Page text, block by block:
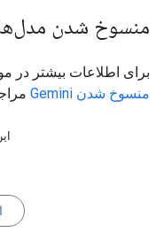
منسوخ شدن
برای اطلاعات بیشتر
منسوخ شدن Gemini